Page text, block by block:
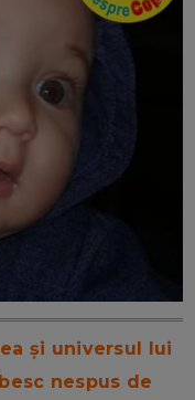
și universul lui
nespus de